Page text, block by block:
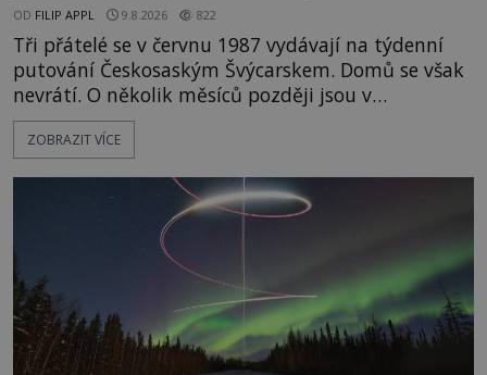
OD FILIP APPL 9.8.2026 822
Tři přátelé se v červnu 1987 vydávají na týdenní
putování Českosaským Švýcarskem. Domů se však
nevrátí. O několik měsíců později jsou v
nepřístupných skalách u Hřenska nalezeny jejich
kostry – a s nimi stopy, které se jen obtížně slučují
přírodní živel, neznámý útočník, nebo někdo, koho
tehdejší režim nechtěl odhalit? [gallery
ids="171131,171132,1711
ZOBRAZIT VÍCE